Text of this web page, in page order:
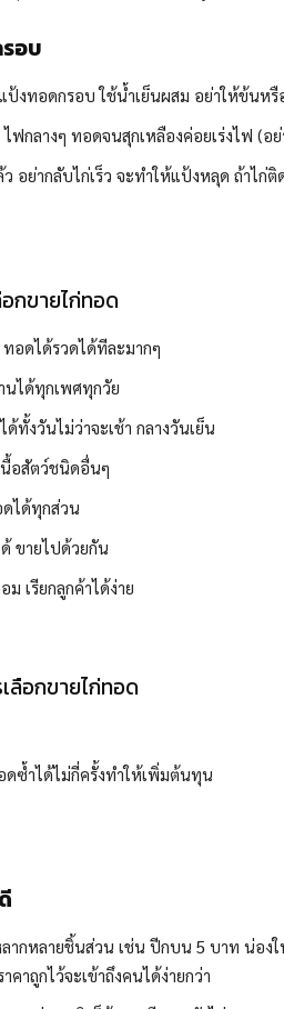
อบ
ป้งทอดกรอบ ใช้น้ำเย็นผสม อย่าให้ข้นหรื
ฟกลางๆ ทอดจนสุกเหลืองค่อยเร่งไฟ (อ
ว อย่ากลับไก่เร็ว จะทำให้แป้งหลุด ถ้าไก่ติ
กขายไก่ทอด
ทอดได้รวดได้ทีละมากๆ
นได้ทุกเพศทุกวัย
ทั้งวันไม่ว่าจะเช้า กลางวันเย็น
อสัตว์ชนิดอื่นๆ
ดได้ทุกส่วน
ขายไปด้วยกัน
ม เรียกลูกค้าได้ง่าย
ลือกขายไก่ทอด
ดซ้ำได้ไม่กี่ครั้งทำให้เพิ่มต้นทุน
ากหลายชิ้นส่วน เช่น ปีกบน 5 บาท น่อง
คาถูกไว้จะเข้าถึงคนได้ง่ายกว่า